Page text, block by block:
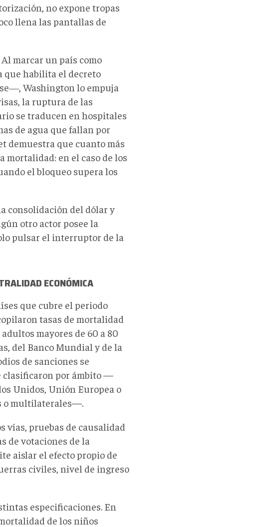
no expone tropas
llena las pantallas de
marcar un país como
habilita el decreto
Washington lo empuja
la ruptura de las
se traducen en hospitales
de agua que fallan por
demuestra que cuanto más
mortalidad: en el caso de los
el bloqueo supera los
consolidación del dólar y
otro actor posee la
pulsar el interruptor de la
ECONÓMICA
que cubre el periodo
tasas de mortalidad
mayores de 60 a 80
del Banco Mundial y de la
de sanciones se
clasificaron por ámbito —
Unidos, Unión Europea o
o multilaterales—.
vías, pruebas de causalidad
de votaciones de la
aislar el efecto propio de
civiles, nivel de ingreso
especificaciones. En
de los niños